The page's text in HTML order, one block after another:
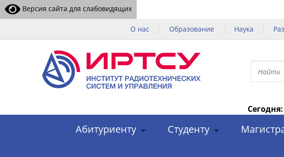
Версия сайта для слабовидящих
О нас Образование Наука
Сегодня:
Абитуриенту Студенту